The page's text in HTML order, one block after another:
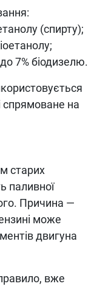
(спирту);
7% біодизелю.
спрямоване на
старих
паливної
Причина —
може
двигуна
вже